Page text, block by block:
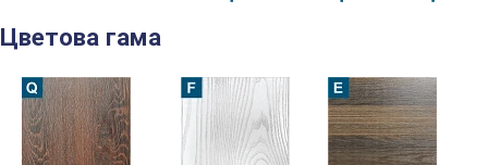
Цветова гама